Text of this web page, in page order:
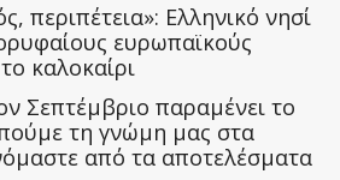
περιπέτεια»: Ελληνικό νησί
ευρωπαϊκούς
καλοκαίρι
Σεπτέμβριο παραμένει το
τη γνώμη μας στα
από τα αποτελέσματα